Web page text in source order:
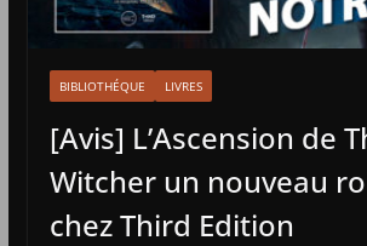
BIBLIOTHÉQUE LIVRES
[Avis] L’Ascension de
Witcher un nouveau
chez Third Edition